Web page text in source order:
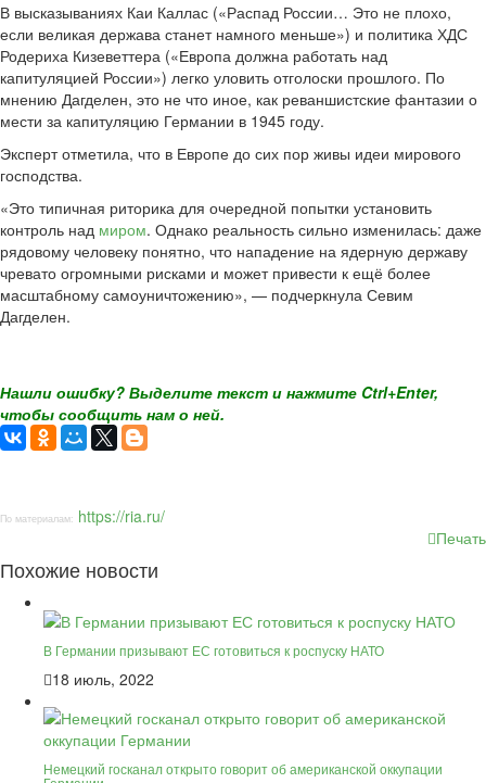
В высказываниях Каи Каллас («Распад России… Это не плохо,
если великая держава станет намного меньше») и политика ХДС
Родериха Кизеветтера («Европа должна работать над
капитуляцией России») легко уловить отголоски прошлого. По
мнению Дагделен, это не что иное, как реваншистские фантазии о
мести за капитуляцию Германии в 1945 году.
Эксперт отметила, что в Европе до сих пор живы идеи мирового
господства.
«Это типичная риторика для очередной попытки установить
контроль над миром. Однако реальность сильно изменилась: даже
рядовому человеку понятно, что нападение на ядерную державу
чревато огромными рисками и может привести к ещё более
масштабному самоуничтожению», — подчеркнула Севим
Дагделен.
Нашли ошибку? Выделите текст и нажмите Ctrl+Enter,
чтобы сообщить нам о ней.
По материалам: https://ria.ru/
Печать
Похожие новости
В Германии призывают ЕС готовиться к роспуску НАТО
18 июль, 2022
Немецкий госканал открыто говорит об американской оккупации